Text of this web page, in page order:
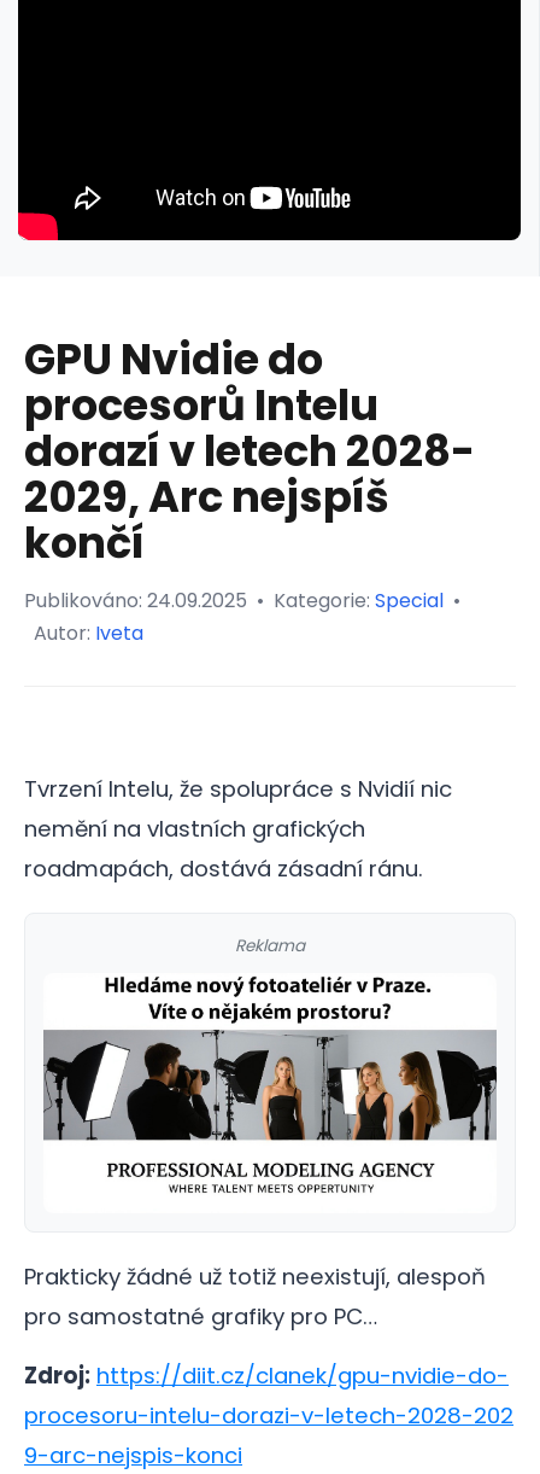
GPU Nvidie do
procesorů Intelu
dorazí v letech 2028-
2029, Arc nejspíš
končí
Publikováno: 24.09.2025 • Kategorie: Special •
Autor: Iveta
Tvrzení Intelu, že spolupráce s Nvidií nic
nemění na vlastních grafických
roadmapách, dostává zásadní ránu.
Reklama
Prakticky žádné už totiž neexistují, alespoň
pro samostatné grafiky pro PC…
Zdroj: https://diit.cz/clanek/gpu-nvidie-do-
procesoru-intelu-dorazi-v-letech-2028-202
9-arc-nejspis-konci